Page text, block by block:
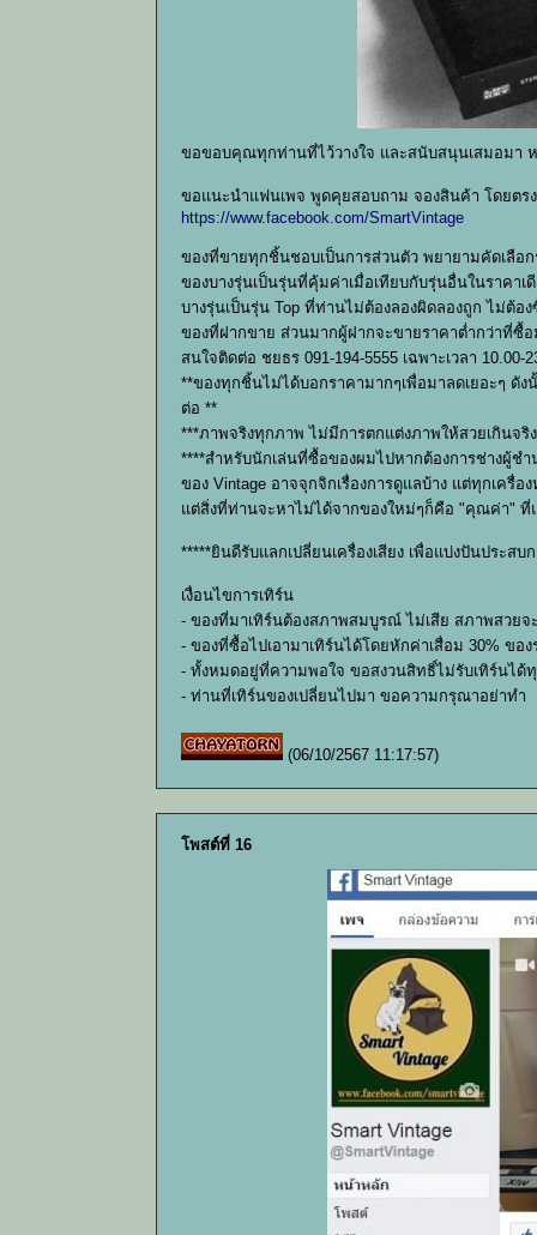
ขอขอบคุณทุกท่านที่ไว้วางใจ และสนับสนุนเสมอมา
ขอแนะนำแฟนเพจ พูดคุยสอบถาม จองสินค้า โดยตร
https://www.facebook.com/SmartVintage
ของที่ขายทุกชิ้นชอบเป็นการส่วนตัว พยายามคัดเลือ
ของบางรุ่นเป็นรุ่นที่คุ้มค่าเมื่อเทียบกับรุ่นอื่นในราคาเ
บางรุ่นเป็นรุ่น Top ที่ท่านไม่ต้องลองผิดลองถูก ไม่ต้อง
ของที่ฝากขาย ส่วนมากผู้ฝากจะขายราคาต่ำกว่าที่ซื้
สนใจติดต่อ ชยธร 091-194-5555 เฉพาะเวลา
**ของทุกชิ้นไม่ได้บอกราคามากๆเพื่อมาลดเยอะๆ ดั
ต่อ **
***ภาพจริงทุกภาพ ไม่มีการตกแต่งภาพให้สวยเกินจ
****สำหรับนักเล่นที่ซื้อของผมไปหากต้องการช่างผู้ช
ของ Vintage อาจจุกจิกเรื่องการดูแลบ้าง แต่ทุกเครื่
แต่สิ่งที่ท่านจะหาไม่ได้จากของใหม่ๆก็คือ "คุณค่า" ที่
*****ยินดีรับแลกเปลี่ยนเครื่องเสียง เพื่อแบ่งปันประส
เงื่อนไขการเทิร์น
- ของที่มาเทิร์นต้องสภาพสมบูรณ์ ไม่เสีย สภาพสวย
- ของที่ซื้อไปเอามาเทิร์นได้โดยหักค่าเสื่อม 30% ข
- ทั้งหมดอยู่ที่ความพอใจ ขอสงวนสิทธิ์ไม่รับเทิร์นได้
- ท่านที่เทิร์นของเปลี่ยนไปมา ขอความกรุณาอย่าทำ
(06/10/2567 11:17:57)
โพสต์ที่ 16